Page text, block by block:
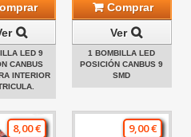
LED 9
CANBUS
INTERIOR
Comprar
Ver
1 BOMBILLA LED
POSICIÓN CANBUS 9
SMD
8,00 € 9,00 €